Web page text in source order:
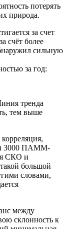
потерять
природа.
за счет
счёт более
сильную
за год:
тренда
тем выше
3000 ПАММ-
СКО и
большой
словами,
между
склонность к